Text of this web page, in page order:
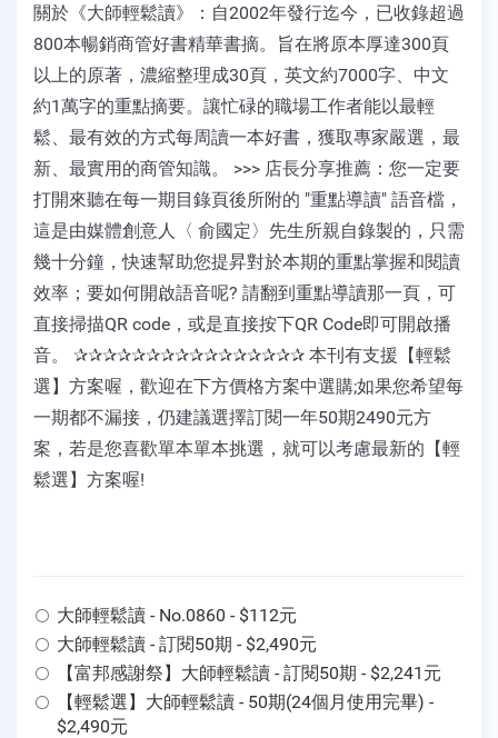
關於《大師輕鬆讀》：自2002年發行迄今，已收錄超過
800本暢銷商管好書精華書摘。旨在將原本厚達300頁
以上的原著，濃縮整理成30頁，英文約7000字、中文
約1萬字的重點摘要。讓忙碌的職場工作者能以最輕
鬆、最有效的方式每周讀一本好書，獲取專家嚴選，最
新、最實用的商管知識。 >>> 店長分享推薦：您一定要
打開來聽在每一期目錄頁後所附的 "重點導讀" 語音檔，
這是由媒體創意人〈 俞國定〉先生所親自錄製的，只需
幾十分鐘，快速幫助您提昇對於本期的重點掌握和閱讀
效率；要如何開啟語音呢? 請翻到重點導讀那一頁，可
直接掃描QR code，或是直接按下QR Code即可開啟播
音。 ✰✰✰✰✰✰✰✰✰✰✰✰✰✰✰✰ 本刊有支援【輕鬆
選】方案喔，歡迎在下方價格方案中選購;如果您希望每
一期都不漏接，仍建議選擇訂閱一年50期2490元方
案，若是您喜歡單本單本挑選，就可以考慮最新的【輕
鬆選】方案喔!
大師輕鬆讀 - No.0860 - $112元
大師輕鬆讀 - 訂閱50期 - $2,490元
【富邦感謝祭】大師輕鬆讀 - 訂閱50期 - $2,241元
【輕鬆選】大師輕鬆讀 - 50期(24個月使用完畢) -
$2,490元